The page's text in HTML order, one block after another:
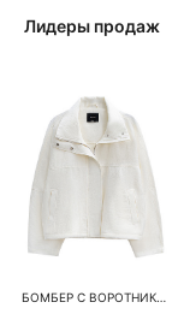
Лидеры продаж
БОМБЕР С ВОРОТНИКОМ-СТОЙКОЙ